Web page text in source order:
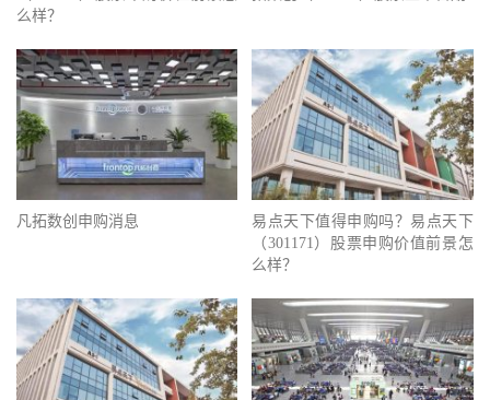
么样？
凡拓数创申购消息
易点天下值得申购吗？易点天下
（301171）股票申购价值前景怎
么样？